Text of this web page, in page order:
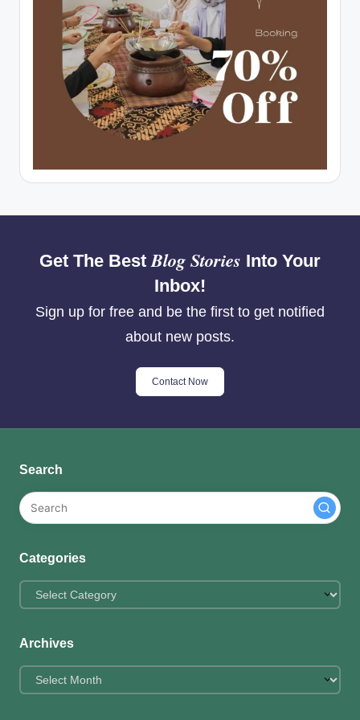
Get The BestBlog Stories Into Your
Inbox!
Sign up for free and be the first to get notified
about new posts.
Contact Now
Search
Categories
Categories
Archives
Archives